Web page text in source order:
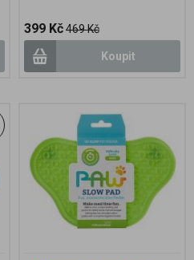
399 Kč469 Kč
Koupit